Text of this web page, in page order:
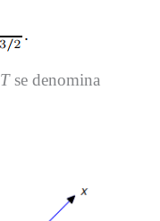
Tse denomina